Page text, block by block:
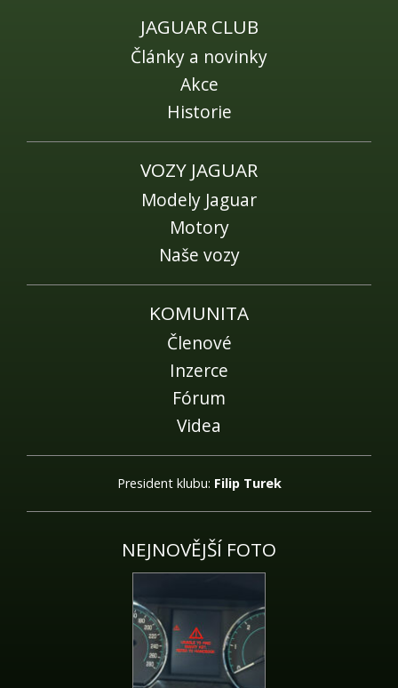
JAGUAR CLUB
Články a novinky
Akce
Historie
VOZY JAGUAR
Modely Jaguar
Motory
Naše vozy
KOMUNITA
Členové
Inzerce
Fórum
Videa
President klubu: Filip Turek
NEJNOVĚJŠÍ FOTO